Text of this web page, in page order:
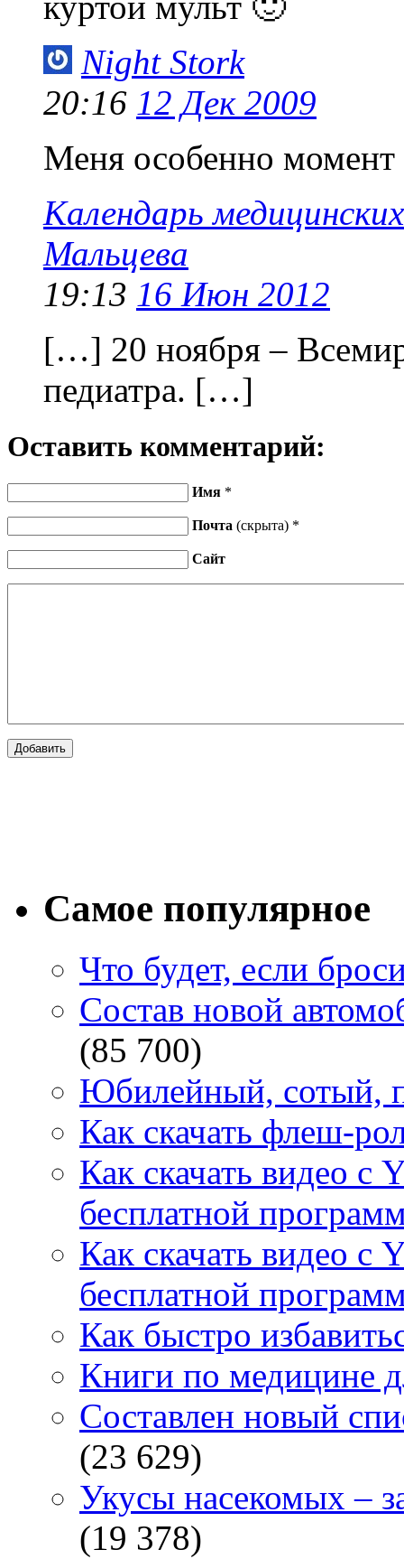
Night Stork
20:16 12 Дек 2009
Меня особенно момент
Календарь
Мальцева
19:13 16 Июн 2012
[…] 20 ноября –
педиатра. […]
Оставить комментарий:
Имя *
Почта (скрыта) *
Сайт
Самое популярное
Что будет, если
Состав новой
(85 700)
Юбилейный, сотый,
Как скачать флеш-
Как скачать видео с
бесплатной
Как скачать видео с
бесплатной
Как быстро
Книги по медицине
Составлен новый
(23 629)
Укусы насекомых –
(19 378)